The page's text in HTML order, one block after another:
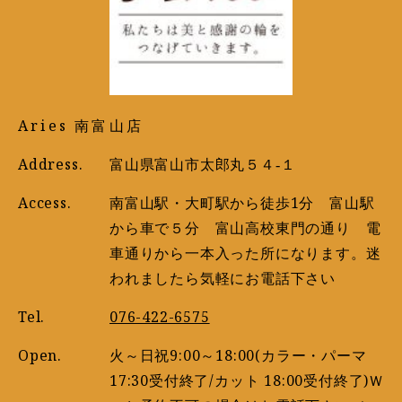
Aries 南富山店
Address.
富山県富山市太郎丸５４‐１
Access.
南富山駅・大町駅から徒歩1分 富山駅
から車で５分 富山高校東門の通り 電
車通りから一本入った所になります。迷
われましたら気軽にお電話下さい
Tel.
076-422-6575
Open.
火～日祝9:00～18:00(カラー・パーマ
17:30受付終了/カット 18:00受付終了)Ｗ